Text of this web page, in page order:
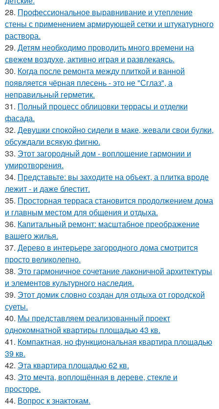
28. Профессиональное выравнивание и утепление
стены с применением армирующей сетки и штукатурного
раствора.
29. Детям необходимо проводить много времени на
свежем воздухе, активно играя и развлекаясь.
30. Когда после ремонта между плиткой и ванной
появляется чёрная плесень - это не "Сглаз", а
неправильный герметик.
31. Полный процесс облицовки террасы и отделки
фасада.
32. Девушки спокойно сидели в маке, жевали свои булки,
обсуждали всякую фигню.
33. Этот загородный дом - воплощение гармонии и
умиротворения.
34. Представьте: вы заходите на объект, а плитка вроде
лежит - и даже блестит.
35. Просторная терраса становится продолжением дома
и главным местом для общения и отдыха.
36. Капитальный ремонт: масштабное преображение
вашего жилья.
37. Дерево в интерьере загородного дома смотрится
просто великолепно.
38. Это гармоничное сочетание лаконичной архитектуры
и элементов культурного наследия.
39. Этот домик словно создан для отдыха от городской
суеты.
40. Мы представляем реализованный проект
однокомнатной квартиры площадью 43 кв.
41. Компактная, но функциональная квартира площадью
39 кв.
42. Эта квартира площадью 62 кв.
43. Это мечта, воплощённая в дереве, стекле и
просторе.
44. Вопрос к знактокам.